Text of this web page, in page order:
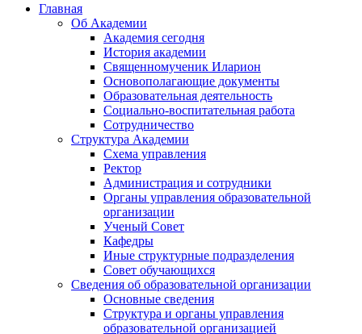
Главная
Об Академии
Академия сегодня
История академии
Священномученик Иларион
Основополагающие документы
Образовательная деятельность
Социально-воспитательная работа
Сотрудничество
Структура Академии
Схема управления
Ректор
Администрация и сотрудники
Органы управления образовательной
организации
Ученый Совет
Кафедры
Иные структурные подразделения
Совет обучающихся
Сведения об образовательной организации
Основные сведения
Структура и органы управления
образовательной организацией